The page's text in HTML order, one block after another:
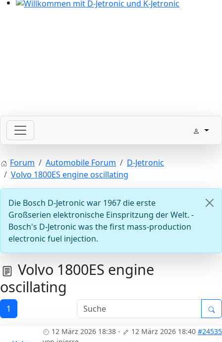
Willkommen mit der Zündung
Steuergeräte D-Jetronic & KE-Jetronic: Prüfen und
Forum Automobile Forum
D-Jetronic
Volvo 1800ES engine oscillating
Die Bosch D-Jetronic war 1967 die erste
Großserien elektronische Einspritzung der Welt. -
Bosch's D-Jetronic was the first mass-production
electronic fuel injection.
Volvo 1800ES engine
oscillating
1
12 März 2026 18:38 - 12 März 2026 18:40 #24535